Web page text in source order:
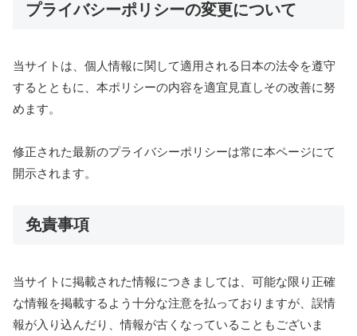
プライバシーポリシーの変更について
当サイトは、個人情報に関して適用される日本の法令を遵守
するとともに、本ポリシーの内容を適宜見直しその改善に努
めます。
修正された最新のプライバシーポリシーは常に本ページにて
開示されます。
免責事項
当サイトに掲載された情報につきましては、可能な限り正確
な情報を掲載するよう十分な注意を払っておりますが、誤情
報が入り込んだり、情報が古くなっていることもございま